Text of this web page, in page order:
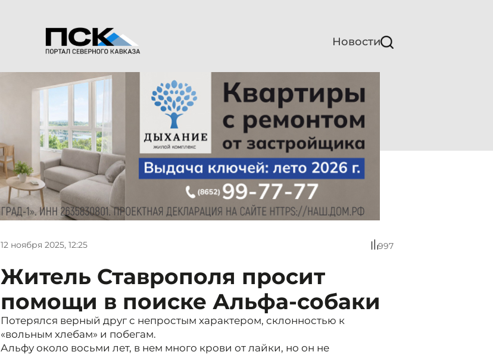
Новости
12 ноября 2025, 12:25 997
Житель Ставрополя просит
помощи в поиске Альфа-собаки
Потерялся верный друг с непростым характером, склонностью к
«вольным хлебам» и побегам.
Альфу около восьми лет, в нем много крови от лайки, но он не